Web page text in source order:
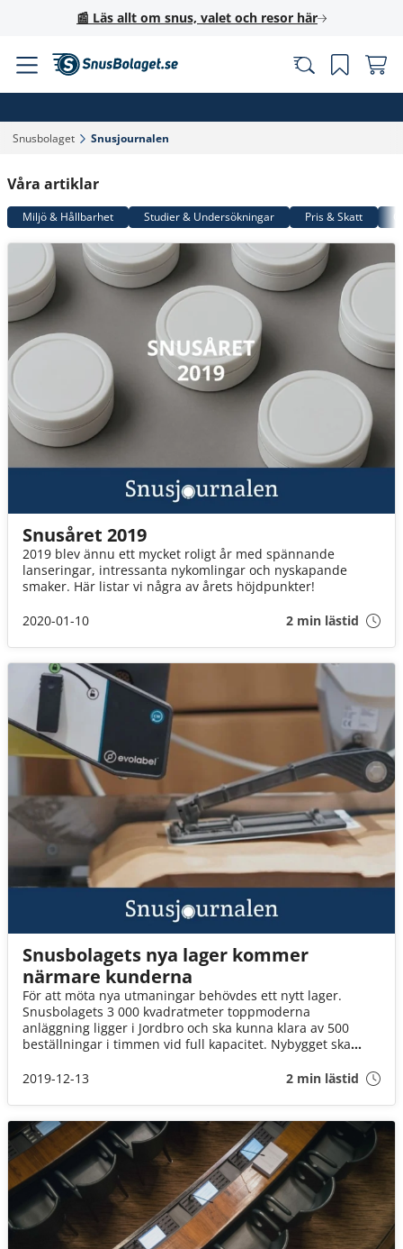
📰 Läs allt om snus, valet och resor här
Snusbolaget‎ Snusjournalen‎
Våra artiklar
Miljö & Hållbarhet Studier & Undersökningar Pris & Skatt
Snusåret 2019
2019 blev ännu ett mycket roligt år med spännande
lanseringar, intressanta nykomlingar och nyskapande
smaker. Här listar vi några av årets höjdpunkter!
2020-01-10
2 min lästid
Snusbolagets nya lager kommer
närmare kunderna
För att möta nya utmaningar behövdes ett nytt lager.
Snusbolagets 3 000 kvadratmeter toppmoderna
anläggning ligger i Jordbro och ska kunna klara av 500
beställningar i timmen vid full kapacitet. Nybygget ska
2019-12-13
2 min lästid